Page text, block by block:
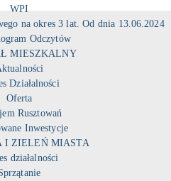
WPI
na okres 3 lat. Od dnia 13.06.2024
Odczytów
MIESZKALNY
Działalności
Oferta
Rusztowań
Inwestycje
I ZIELEŃ MIASTA
działalności